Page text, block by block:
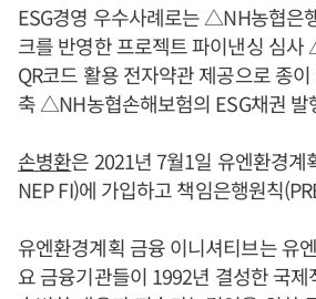
ESG경영 우수사례로는 △NH농협은
크를 반영한 프로젝트 파이낸싱 심
QR코드 활용 전자약관 제공으로 종
축 △NH농협손해보험의 ESG채권 발
손병환은 2021년 7월1일 유엔환경계
NEP FI)에 가입하고 책임은행원칙
유엔환경계획 금융 이니셔티브는 유
요 금융기관들이 1992년 결성한 국제